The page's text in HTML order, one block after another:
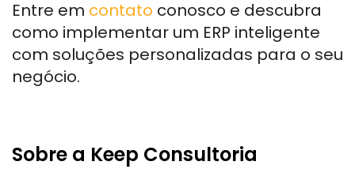
Entre em contato conosco e descubra
como implementar um ERP inteligente
com soluções personalizadas para o seu
negócio.
Sobre a Keep Consultoria